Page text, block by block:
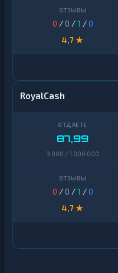
0 / 0 /1 /0
4,7 ★
RoyalCash
87,99
3 000 / 1 000 000
0 / 0 /1 /0
4,7 ★